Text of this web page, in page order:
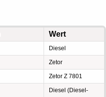
Wert
Diesel
Zetor
Zetor Z 7801
Diesel (Diesel-